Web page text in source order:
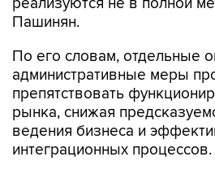
Пашинян.
По его словам, отдельные
административные меры
препятствовать
рынка, снижая
ведения бизнеса и
интеграционных процессов.